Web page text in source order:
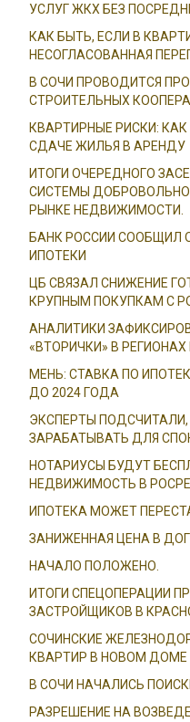
УСЛУГ ЖКХ БЕЗ
КАК БЫТЬ, ЕСЛИ В
НЕСОГЛАСОВАННАЯ
В СОЧИ ПРОВОДИТСЯ
СТРОИТЕЛЬНЫХ
КВАРТИРНЫЕ РИСКИ:
СДАЧЕ ЖИЛЬЯ В АРЕНДУ
ИТОГИ ОЧЕРЕДНОГО
СИСТЕМЫ
РЫНКЕ НЕДВИЖИМОСТИ.
БАНК РОССИИ СООБЩИЛ
ИПОТЕКИ
ЦБ СВЯЗАЛ СНИЖЕНИЕ
КРУПНЫМ ПОКУПКАМ С
АНАЛИТИКИ
«ВТОРИЧКИ» В РЕГИОНАХ
МЕНЬ: СТАВКА ПО
ДО 2024 ГОДА
ЭКСПЕРТЫ
ЗАРАБАТЫВАТЬ ДЛЯ
НОТАРИУСЫ БУДУТ
НЕДВИЖИМОСТЬ В
ИПОТЕКА МОЖЕТ
ЗАНИЖЕННАЯ ЦЕНА В
НАЧАЛО ПОЛОЖЕНО.
ИТОГИ СПЕЦОПЕРАЦИИ
ЗАСТРОЙЩИКОВ В
СОЧИНСКИЕ
КВАРТИР В НОВОМ ДОМЕ
В СОЧИ НАЧАЛИСЬ
РАЗРЕШЕНИЕ НА